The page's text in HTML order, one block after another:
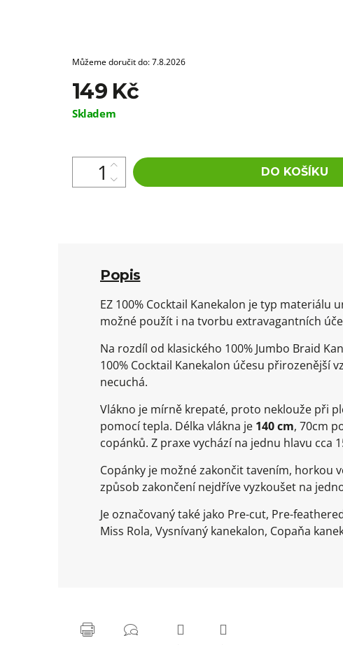
Můžeme doručit do:7.8.2026
149 Kč
Měrná
Skladem
DO KOŠÍKU
Popis
EZ 100% Cocktail Kanekalon je typ materiálu
možné použít i na tvorbu extravagantních
Na rozdíl od klasického 100% Jumbo Braid
100% Cocktail Kanekalon účesu přirozenější
necuchá.
Vlákno je mírně krepaté, proto neklouže při
pomocí tepla. Délka vlákna je 140 cm, 70cm
copánků. Z praxe vychází na jednu hlavu cca
Copánky je možné zakončit tavením, horkou
způsob zakončení nejdříve vyzkoušet na
Je označovaný také jako Pre-cut, Pre-
Miss Rola, Vysnívaný kanekalon, Copaňa